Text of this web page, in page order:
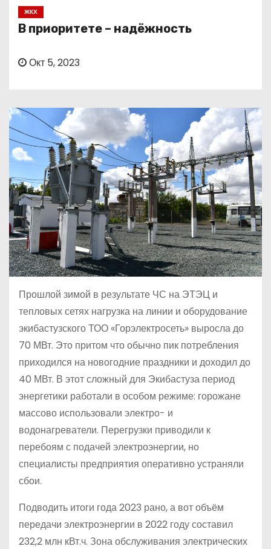
ЖКХ
В приоритете – надёжность
Окт 5, 2023
Прошлой зимой в результате ЧС на ЭТЭЦ и
тепловых сетях нагрузка на линии и оборудование
экибастузского ТОО «Горэлектросеть» выросла до
70 МВт. Это притом что обычно пик потребления
приходился на новогодние праздники и доходил до
40 МВт. В этот сложный для Экибастуза период
энергетики работали в особом режиме: горожане
массово использовали электро- и
водонагреватели. Перегрузки приводили к
перебоям с подачей электроэнергии, но
специалисты предприятия оперативно устраняли
сбои.
Подводить итоги года 2023 рано, а вот объём
передачи электроэнергии в 2022 году составил
232,2 млн кВт.ч. Зона обслуживания электрических